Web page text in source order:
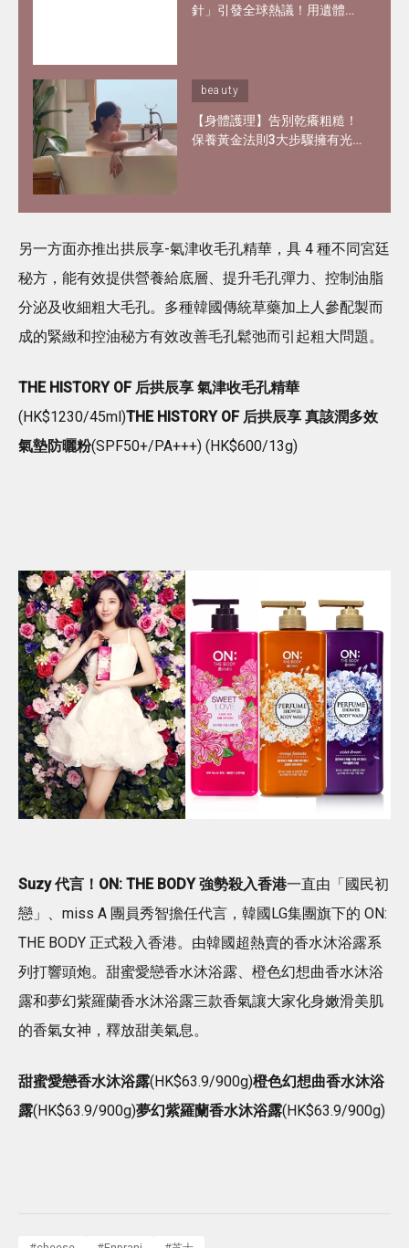
針」引發全球熱議！用遺體皮
beauty
【身體護理】告別乾癢粗糙！
保養黃金法則3大步驟擁有光
另一方面亦推出拱辰享-氣津收毛孔精華，具 4 種不同宮廷
秘方，能有效提供營養給底層、提升毛孔彈力、控制油脂
分泌及收細粗大毛孔。多種韓國傳統草藥加上人參配製而
成的緊緻和控油秘方有效改善毛孔鬆弛而引起粗大問題。
THE HISTORY OF 后拱辰享 氣津收毛孔精華
(HK$1230/45ml)THE HISTORY OF 后拱辰享 真該潤多效
氣墊防曬粉(SPF50+/PA+++) (HK$600/13g)
Suzy 代言！ON: THE BODY 強勢殺入香港一直由「國民初
戀」、miss A 團員秀智擔任代言，韓國LG集團旗下的 ON:
THE BODY 正式殺入香港。由韓國超熱賣的香水沐浴露系
列打響頭炮。甜蜜愛戀香水沐浴露、橙色幻想曲香水沐浴
露和夢幻紫羅蘭香水沐浴露三款香氣讓大家化身嫩滑美肌
的香氣女神，釋放甜美氣息。
甜蜜愛戀香水沐浴露(HK$63.9/900g)橙色幻想曲香水沐浴
露(HK$63.9/900g)夢幻紫羅蘭香水沐浴露(HK$63.9/900g)